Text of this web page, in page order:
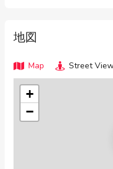
地図
Map Street
+
−